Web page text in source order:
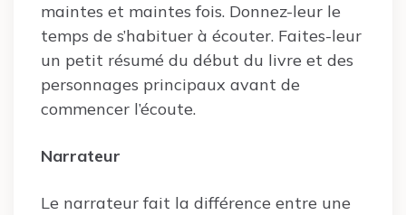
maintes et maintes fois. Donnez-leur le
temps de s’habituer à écouter. Faites-leur
un petit résumé du début du livre et des
personnages principaux avant de
commencer l’écoute.
Narrateur
Le narrateur fait la différence entre une